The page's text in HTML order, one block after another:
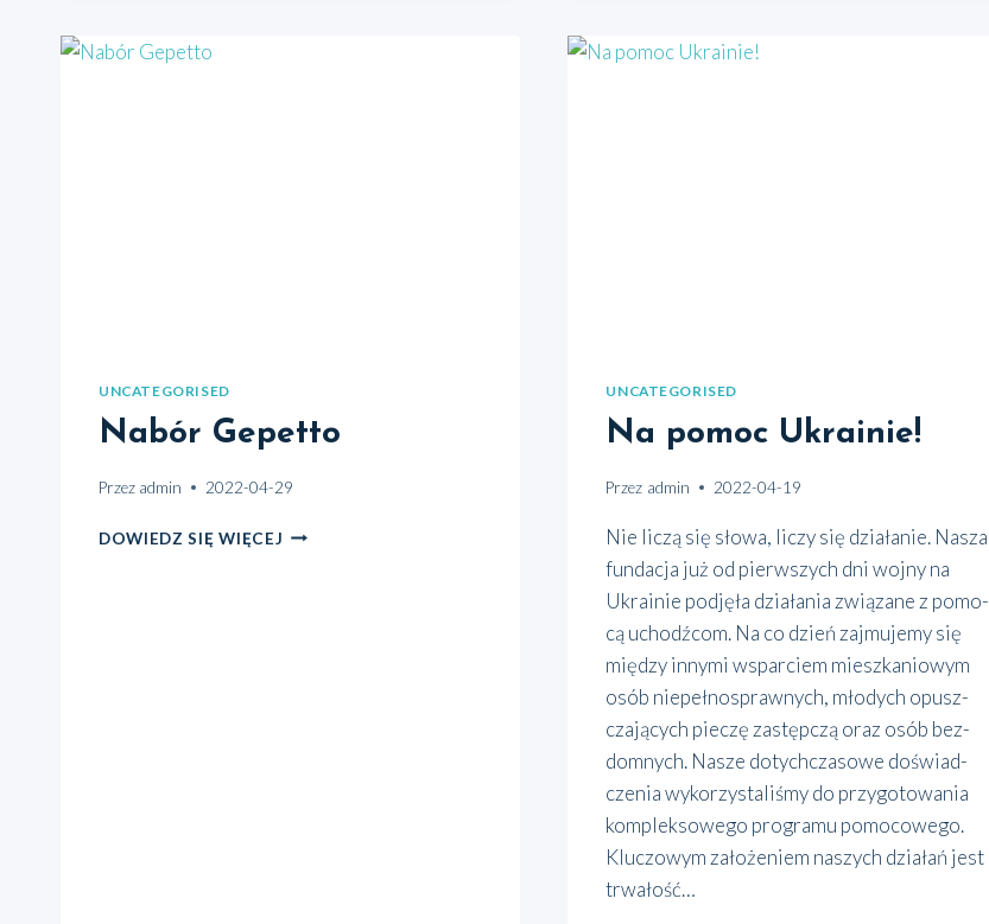
UNCATEGORISED
Nabór Gepetto
Przez admin 2022-04-29
DOWIEDZ SIĘ WIĘCEJ NABÓR
UNCATEGORISED
Na pomoc Ukrainie!
Przez admin 2022-04-19
Nie liczą się sło­wa, liczy się dzia­ła­nie. Nasza
fun­da­cja już od pierw­szych dni woj­ny na
Ukra­inie pod­ję­ła dzia­ła­nia zwią­za­ne z pomo­
cą uchodź­com. Na co dzień zaj­mu­je­my się
mię­dzy inny­mi wspar­ciem miesz­ka­nio­wym
osób nie­peł­no­spraw­nych, mło­dych opusz­
cza­ją­cych pie­czę zastęp­czą oraz osób bez­
dom­nych. Nasze dotych­cza­so­we doświad­
cze­nia wyko­rzy­sta­li­śmy do przy­go­to­wa­nia
kom­plek­so­we­go pro­gra­mu pomo­co­we­go.
Klu­czo­wym zało­że­niem naszych dzia­łań jest
trwa­łość…